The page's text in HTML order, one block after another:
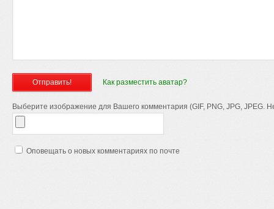
Как разместить аватар?
Выберите изображение для Вашего комментария (GIF, PNG, JPG, JPEG.
Оповещать о новых комментариях по почте